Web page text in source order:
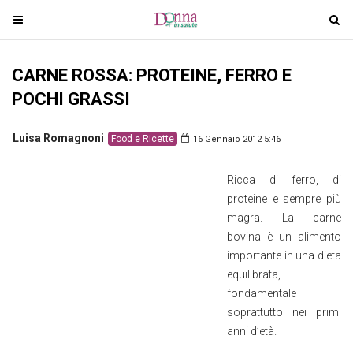
T
o
g
l
n
T
o
CARNE ROSSA: PROTEINE, FERRO E
POCHI GRASSI
Luisa Romagnoni Food e Ricette 16 Gennaio 2012 5:46
Ricca di ferro, di
proteine e sempre più
magra. La carne
bovina è un alimento
importante in una dieta
equilibrata,
fondamentale
soprattutto nei primi
anni d’età.